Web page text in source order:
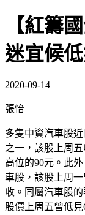
【紅籌
迷宜候
2020-09-14
張怡
多隻中資汽車股
之一，該股上周
高位的90元。此
車股，該股上周一
收。同屬汽車股
股價上周五曾低